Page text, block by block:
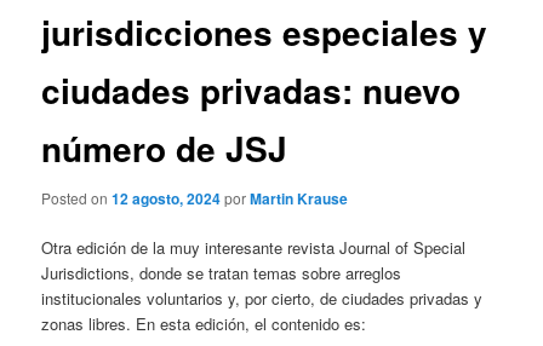
jurisdicciones especiales y
ciudades privadas: nuevo
número de JSJ
Posted on12 agosto, 2024porMartin Krause
Otra edición de la muy interesante revista Journal of Special
Jurisdictions, donde se tratan temas sobre arreglos
institucionales voluntarios y, por cierto, de ciudades privadas y
zonas libres. En esta edición, el contenido es: